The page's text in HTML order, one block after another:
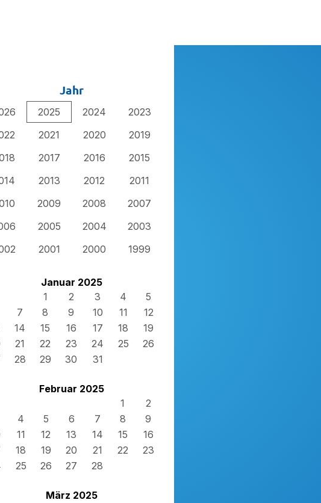
Jahr
2025 2024
2023
2021 2020
2019
2017 2016
2015
2013 2012
2011
2009 2008
2007
2005 2004
2003
2001 2000 1999
Januar 2025
1
2 3 4
5
7 8 9 10 11
12
14 15 16 17 18
19
21 22 23 24 25
26
28 29 30 31
Februar 2025
1
2
4 5 6 7 8
9
11 12 13 14 15
16
18 19 20 21 22
23
25 26 27 28
März 2025